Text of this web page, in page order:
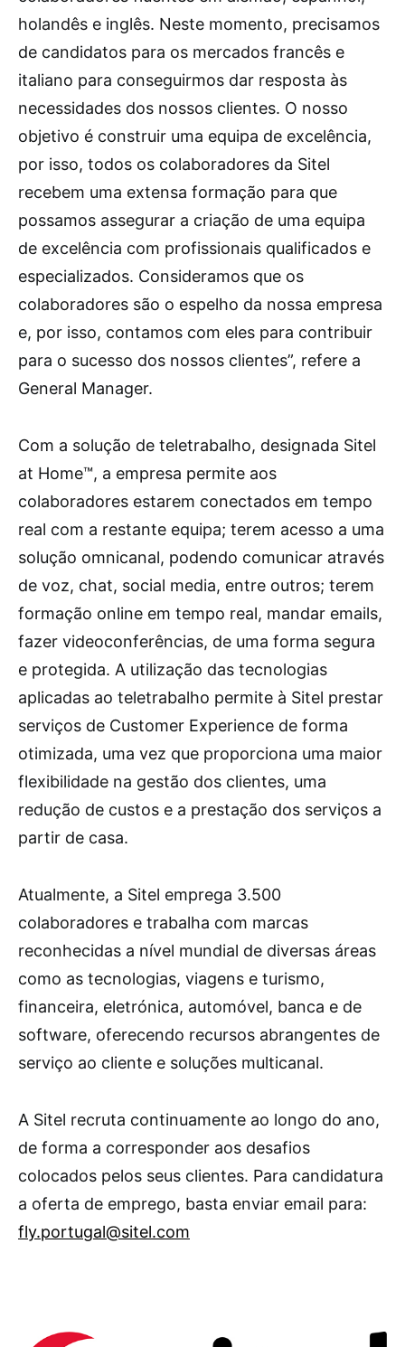
holandês e inglês. Neste momento, precisamos
de candidatos para os mercados francês e
italiano para conseguirmos dar resposta às
necessidades dos nossos clientes. O nosso
objetivo é construir uma equipa de excelência,
por isso, todos os colaboradores da Sitel
recebem uma extensa formação para que
possamos assegurar a criação de uma equipa
de excelência com profissionais qualificados e
especializados. Consideramos que os
colaboradores são o espelho da nossa empresa
e, por isso, contamos com eles para contribuir
para o sucesso dos nossos clientes”, refere a
General Manager.
Com a solução de teletrabalho, designada Sitel
at Home™, a empresa permite aos
colaboradores estarem conectados em tempo
real com a restante equipa; terem acesso a uma
solução omnicanal, podendo comunicar através
de voz, chat, social media, entre outros; terem
formação online em tempo real, mandar emails,
fazer videoconferências, de uma forma segura
e protegida. A utilização das tecnologias
aplicadas ao teletrabalho permite à Sitel prestar
serviços de Customer Experience de forma
otimizada, uma vez que proporciona uma maior
flexibilidade na gestão dos clientes, uma
redução de custos e a prestação dos serviços a
partir de casa.
Atualmente, a Sitel emprega 3.500
colaboradores e trabalha com marcas
reconhecidas a nível mundial de diversas áreas
como as tecnologias, viagens e turismo,
financeira, eletrónica, automóvel, banca e de
software, oferecendo recursos abrangentes de
serviço ao cliente e soluções multicanal.
A Sitel recruta continuamente ao longo do ano,
de forma a corresponder aos desafios
colocados pelos seus clientes. Para candidatura
a oferta de emprego, basta enviar email para:
fly.portugal@sitel.com